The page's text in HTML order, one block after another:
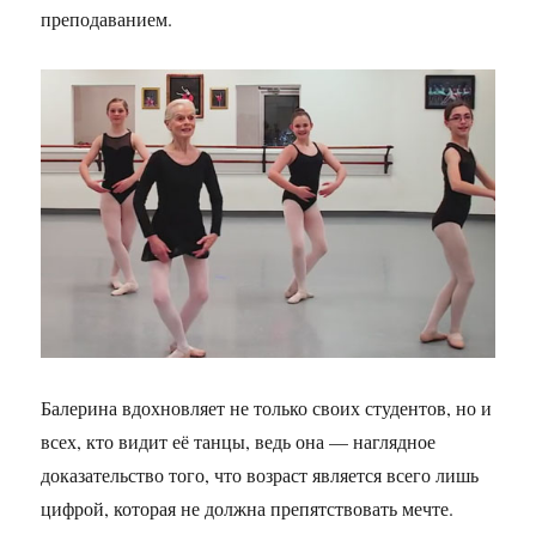
преподаванием.
Балерина вдохновляет не только своих студентов, но и
всех, кто видит её танцы, ведь она — наглядное
доказательство того, что возраст является всего лишь
цифрой, которая не должна препятствовать мечте.